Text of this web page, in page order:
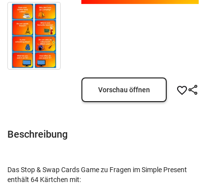
Vorschau öffnen
Beschreibung
Das Stop & Swap Cards Game zu Fragen im Simple Present
enthält 64 Kärtchen mit: